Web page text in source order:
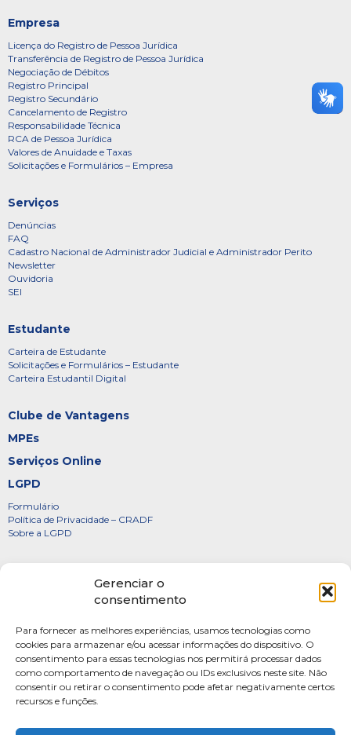
Gerenciar o
consentimento
Para fornecer as melhores experiências, usamos tecnologias como
cookies para armazenar e/ou acessar informações do dispositivo. O
consentimento para essas tecnologias nos permitirá processar dados
como comportamento de navegação ou IDs exclusivos neste site. Não
consentir ou retirar o consentimento pode afetar negativamente certos
recursos e funções.
Empresa
Licença do Registro de Pessoa Jurídica
Transferência de Registro de Pessoa Jurídica
Negociação de Débitos
Registro Principal
Registro Secundário
Cancelamento de Registro
Responsabilidade Técnica
RCA de Pessoa Jurídica
Valores de Anuidade e Taxas
Solicitações e Formulários – Empresa
Serviços
Denúncias
FAQ
Cadastro Nacional de Administrador Judicial e Administrador Perito
Newsletter
Ouvidoria
SEI
Estudante
Carteira de Estudante
Solicitações e Formulários – Estudante
Carteira Estudantil Digital
Clube de Vantagens
MPEs
Serviços Online
LGPD
Formulário
Política de Privacidade – CRADF
Sobre a LGPD
Diretoria
FOTOS
Webmail
Artigos
Escritores do Sistema